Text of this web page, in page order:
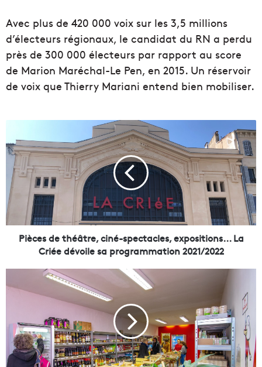
Avec plus de 420 000 voix sur les 3,5 millions
d’électeurs régionaux, le candidat du RN a perdu
près de 300 000 électeurs par rapport au score
de Marion Maréchal-Le Pen, en 2015. Un réservoir
de voix que Thierry Mariani entend bien mobiliser.
è
d
e
t
r
c
é
Pièces de théâtre, ciné-spectacles, expositions... La
Criée dévoile sa programmation 2021/2022
u
r
f